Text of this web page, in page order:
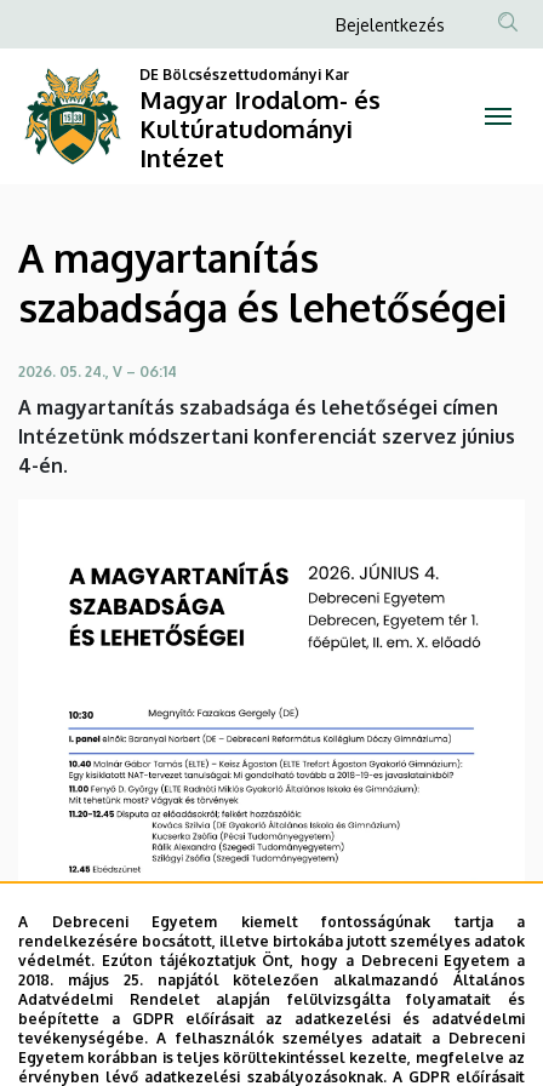
magyartanítás
szabadsága
Magyar
Irodalom-
és
Kultúratudományi
a
tartalomra
Anonim
fiók
menüje
Bejelentkezés
DE Bölcsészettudományi Kar
Magyar Irodalom- és
Kultúratudományi
Intézet
A magyartanítás
szabadsága és lehetőségei
2026. 05. 24., V – 06:14
A magyartanítás szabadsága és lehetőségei címen
Intézetünk módszertani konferenciát szervez június
4-én.
A Debreceni Egyetem kiemelt fontosságúnak tartja a
rendelkezésére bocsátott, illetve birtokába jutott személyes adatok
védelmét. Ezúton tájékoztatjuk Önt, hogy a Debreceni Egyetem a
2018. május 25. napjától kötelezően alkalmazandó Általános
Adatvédelmi Rendelet alapján felülvizsgálta folyamatait és
beépítette a GDPR előírásait az adatkezelési és adatvédelmi
tevékenységébe. A felhasználók személyes adatait a Debreceni
Egyetem korábban is teljes körültekintéssel kezelte, megfelelve az
érvényben lévő adatkezelési szabályozásoknak. A GDPR előírásait